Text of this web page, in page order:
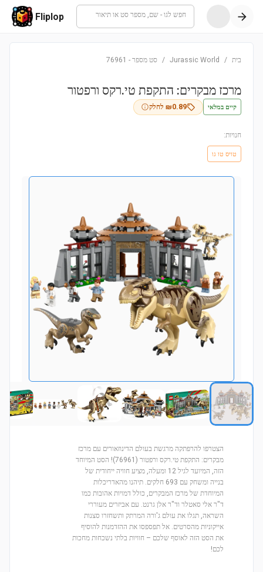
חפש לגו - שם, מספר סט או תיאור Fliplop
בית /
Jurassic World
/ סט מספר -
76961
מרכז מבקרים: התקפת טי.רקס ורפטור
קיים במלאי ₪0.89 לחלק
חנויות:
טויס טו גו
הצטרפו להרפתקה מרגשת בעולם הדינוזאורים עם מרכז
מבקרים: התקפת טי.רקס ורפטור (76961)! הסט המיוחד
הזה, המיועד לגיל 12 ומעלה, מציע חוויה ייחודית של
בנייה ומשחק עם 693 חלקים. תיהנו מהאדריכלות
המיוחדת של מרכז המבקרים, כולל דמויות אהובות כמו
ד"ר אלי סאטלר וד"ר אלן גרנט. עם אביזרים מעוררי
השראה, תגלו את עולם ג'ורה המרתק ותשחזרו סצנות
אייקוניות מהסרטים. אל תפספסו את ההזדמנות להוסיף
את הסט הזה לאוסף שלכם – חוויות בלתי נשכחות מחכות
לכם!